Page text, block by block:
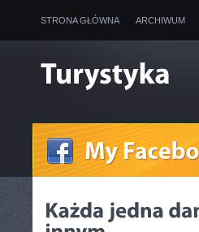
STRONA GŁÓWNA ARCHIWUM